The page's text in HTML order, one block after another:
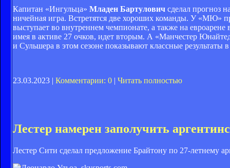
Капитан «Ингульца» Младен Бартулович сделал прогноз
ничейная игра. Встретятся две хороших команды. У «МЮ»
выступает во внутреннем чемпионате, а также на
имея в активе 27 очков, идет вторым. А «Манчестер
и Сульшера в этом сезоне показывают классные
23.03.2023 | Комментарии: 0 | Читать полностью
Лестер намерен заполучить
Лестер Сити сделал предложение Брайтону по 27-летнему